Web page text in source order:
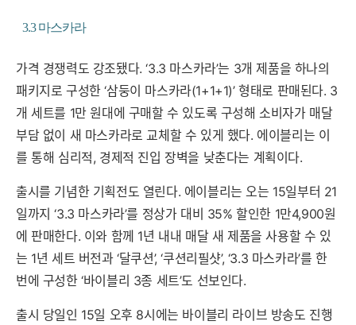
3.3 마스카라
가격 경쟁력도 강조됐다. ‘3.3 마스카라’는 3개 제품을 하나의
패키지로 구성한 ‘삼둥이 마스카라(1+1+1)’ 형태로 판매된다. 3
개 세트를 1만 원대에 구매할 수 있도록 구성해 소비자가 매달
부담 없이 새 마스카라로 교체할 수 있게 했다. 에이블리는 이
를 통해 심리적, 경제적 진입 장벽을 낮춘다는 계획이다.
출시를 기념한 기획전도 열린다. 에이블리는 오는 15일부터 21
일까지 ‘3.3 마스카라’를 정상가 대비 35% 할인한 1만4,900원
에 판매한다. 이와 함께 1년 내내 매달 새 제품을 사용할 수 있
는 1년 세트 버전과 ‘달쿠션’, ‘쿠션리필샷’, ‘3.3 마스카라’를 한
번에 구성한 ‘바이블리 3종 세트’도 선보인다.
출시 당일인 15일 오후 8시에는 바이블리 라이브 방송도 진행